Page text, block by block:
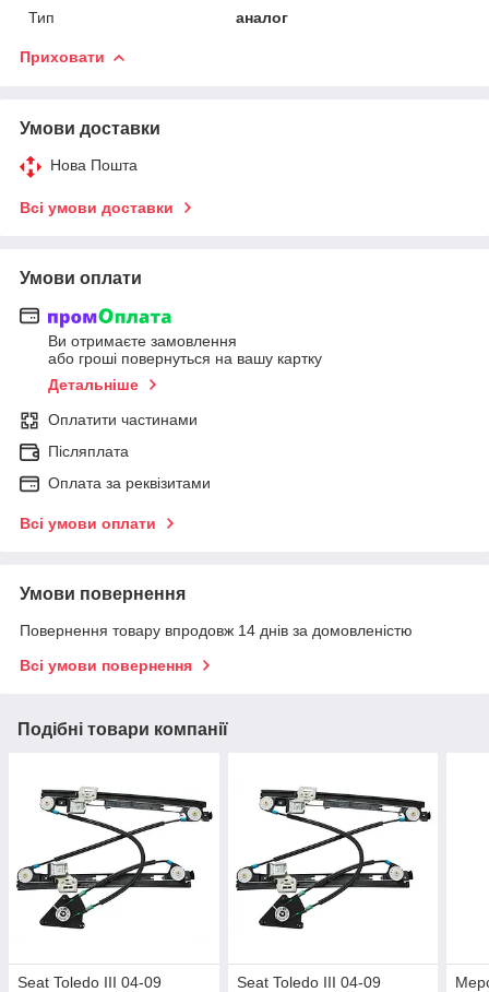
Тип аналог
Приховати
Умови доставки
Нова Пошта
Всі умови доставки
Умови оплати
Ви отримаєте замовлення
або гроші повернуться на вашу картку
Детальніше
Оплатити частинами
Післяплата
Оплата за реквізитами
Всі умови оплати
Умови повернення
Повернення товару впродовж 14 днів за домовленістю
Всі умови повернення
Подібні товари компанії
Seat Toledo III 04-09
Seat Toledo III 04-09